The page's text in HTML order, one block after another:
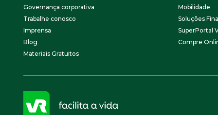
Governança corporativa
Trabalhe conosco
Imprensa
Blog
Materiais Gratuitos
Mobilidade
Soluções
SuperPortal
Compre